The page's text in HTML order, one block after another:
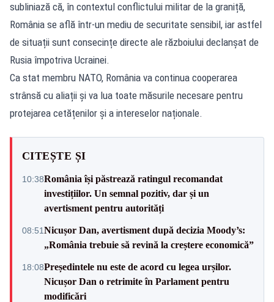
subliniază că, în contextul conflictului militar de la graniță,
România se află într-un mediu de securitate sensibil, iar astfel
de situații sunt consecințe directe ale războiului declanșat de
Rusia împotriva Ucrainei.
Ca stat membru NATO, România va continua cooperarea
strânsă cu aliații și va lua toate măsurile necesare pentru
protejarea cetățenilor și a intereselor naționale.
CITEȘTE ȘI
10:38România își păstrează ratingul recomandat
investițiilor. Un semnal pozitiv, dar și un
avertisment pentru autorități
08:51Nicușor Dan, avertisment după decizia Moody’s:
„România trebuie să revină la creștere economică”
18:08Președintele nu este de acord cu legea urșilor.
Nicușor Dan o retrimite în Parlament pentru
modificări